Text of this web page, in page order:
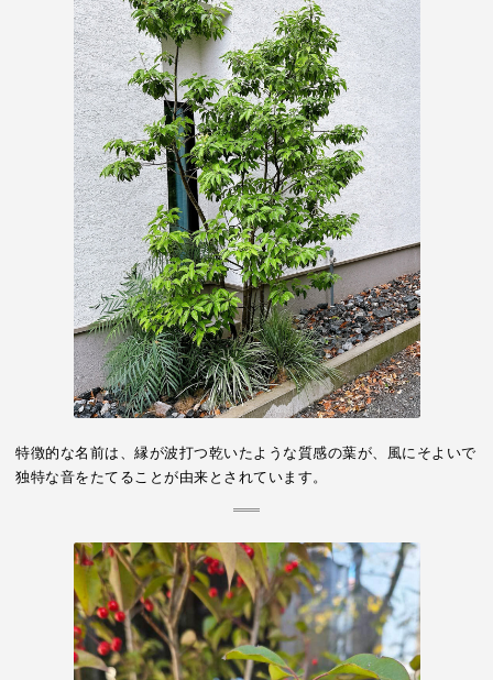
特徴的な名前は、縁が波打つ乾いたような質感の葉が、風にそよいで
独特な音をたてることが由来とされています。